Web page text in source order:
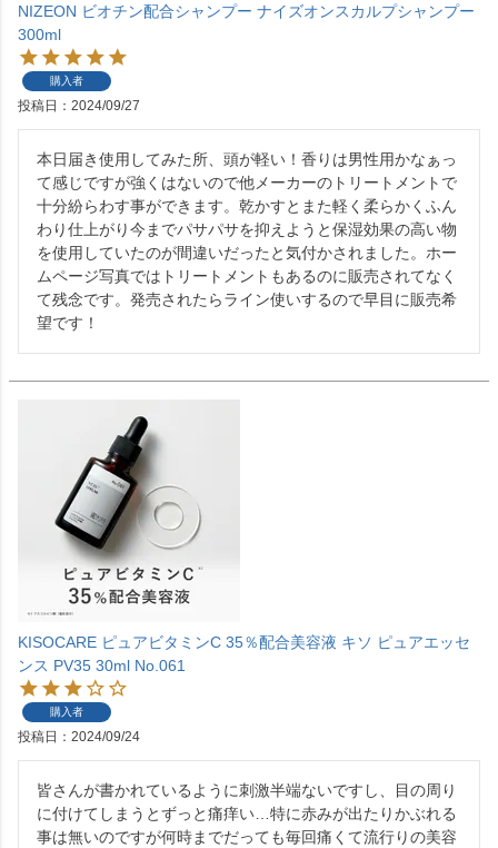
NIZEON ビオチン配合シャンプー ナイズオンスカルプシャンプー
300ml
購入者
投稿日 2024/09/27
本日届き使用してみた所、頭が軽い！香りは男性用かなぁっ
て感じですが強くはないので他メーカーのトリートメントで
十分紛らわす事ができます。乾かすとまた軽く柔らかくふん
わり仕上がり今までパサパサを抑えようと保湿効果の高い物
を使用していたのが間違いだったと気付かされました。ホー
ムページ写真ではトリートメントもあるのに販売されてなく
て残念です。発売されたらライン使いするので早目に販売希
望です！
KISOCARE ピュアビタミンC 35％配合美容液 キソ ピュアエッセ
ンス PV35 30ml No.061
購入者
投稿日 2024/09/24
皆さんが書かれているように刺激半端ないですし、目の周り
に付けてしまうとずっと痛痒い…特に赤みが出たりかぶれる
事は無いのですが何時までだっても毎回痛くて流行りの美容